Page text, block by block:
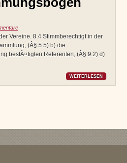
Vereine. 8.4 Stimmberechtigt in der
(Â§ 5.5) b) die
bestÃ¤tigten Referenten, (Â§ 9.2) d)
WEITERLESEN